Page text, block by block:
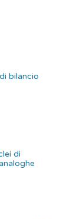
bilancio
di